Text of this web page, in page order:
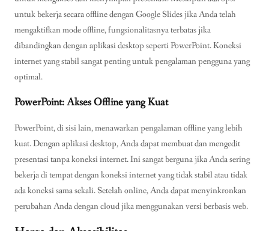
untuk bekerja secara offline dengan Google Slides jika Anda telah
mengaktifkan mode offline, fungsionalitasnya terbatas jika
dibandingkan dengan aplikasi desktop seperti PowerPoint. Koneksi
internet yang stabil sangat penting untuk pengalaman pengguna yang
optimal.
PowerPoint: Akses Offline yang Kuat
PowerPoint, di sisi lain, menawarkan pengalaman offline yang lebih
kuat. Dengan aplikasi desktop, Anda dapat membuat dan mengedit
presentasi tanpa koneksi internet. Ini sangat berguna jika Anda sering
bekerja di tempat dengan koneksi internet yang tidak stabil atau tidak
ada koneksi sama sekali. Setelah online, Anda dapat menyinkronkan
perubahan Anda dengan cloud jika menggunakan versi berbasis web.